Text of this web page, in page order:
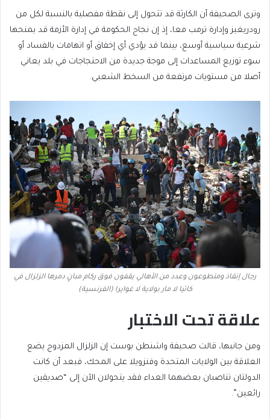
وترى الصحيفة أن الكارثة قد تتحول إلى نقطة مفصلية بالنسبة لكل من
رودريغيز وإدارة ترمب معا، إذ إن نجاح الحكومة في إدارة الأزمة قد يمنحها
شرعية سياسية أوسع، بينما قد يؤدي أي إخفاق أو اتهامات بالفساد أو
سوء توزيع المساعدات إلى موجة جديدة من الاحتجاجات في بلد يعاني
أصلا من مستويات مرتفعة من السخط الشعبي.
رجال إنقاذ ومتطوعون وعدد من الأهالي يقفون فوق ركام مبانٍ دمرها الزلزال في
كاتيا لا مار بولاية لا غوايرا (الفرنسية)
علاقة تحت الاختبار
ومن جانبها، قالت صحيفة واشنطن بوست إن الزلزال المزدوج يضع
العلاقة بين الولايات المتحدة وفنزويلا على المحك، فبعد أن كانت
الدولتان تناصبان بعضهما العداء فقد يتحولان الآن إلى “صديقين
رائعين”.